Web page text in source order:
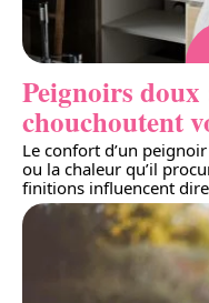
Peignoirs
chouchoutent
Le confort d’un
ou la chaleur qu’il
finitions influencent